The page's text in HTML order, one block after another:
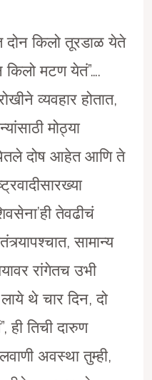
दोन किलो तूरडाळ येते
किलो मटण येतं”….
व्यवहार होतात,
मोठ्या
दोष आहेत आणि ते
तेवढीचं
सामान्य
रांगेतच उभी
थे चार दिन, दो
ही तिची दारुण
अवस्था तुम्ही,